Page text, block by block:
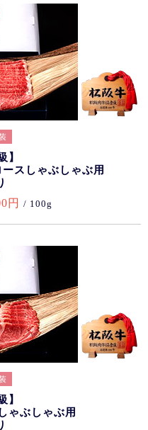
】
スしゃぶしゃぶ用
円 / 100g
】
ゃぶしゃぶ用